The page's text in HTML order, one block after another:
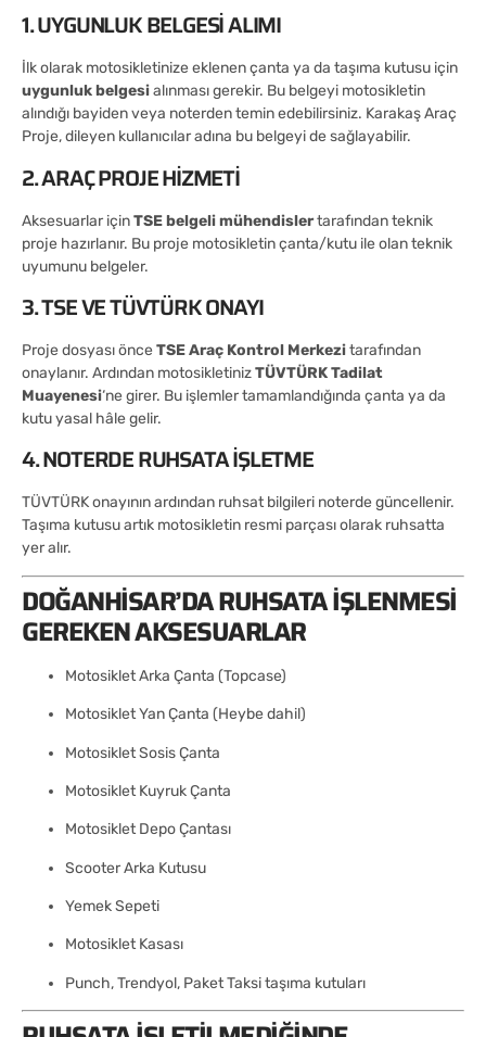
1. UYGUNLUK BELGESI ALIMI
İlk olarak motosikletinize eklenen çanta ya da taşıma kutusu için
uygunluk belgesialınması gerekir. Bu belgeyi motosikletin
alındığı bayiden veya noterden temin edebilirsiniz. Karakaş Araç
Proje, dileyen kullanıcılar adına bu belgeyi de sağlayabilir.
2. ARAÇ PROJE HIZMETI
Aksesuarlar içinTSE belgeli mühendislertarafından teknik
proje hazırlanır. Bu proje motosikletin çanta/kutu ile olan teknik
uyumunu belgeler.
3. TSE VE TÜVTÜRK ONAYI
Proje dosyası önceTSE Araç Kontrol Merkezitarafından
onaylanır. Ardından motosikletinizTÜVTÜRK Tadilat
Muayenesi‘ne girer. Bu işlemler tamamlandığında çanta ya da
kutu yasal hâle gelir.
4. NOTERDE RUHSATA İŞLETME
TÜVTÜRK onayının ardından ruhsat bilgileri noterde güncellenir.
Taşıma kutusu artık motosikletin resmi parçası olarak ruhsatta
yer alır.
DOĞANHISAR’DA RUHSATA İŞLENMESI
GEREKEN AKSESUARLAR
Motosiklet Arka Çanta (Topcase)
Motosiklet Yan Çanta (Heybe dahil)
Motosiklet Sosis Çanta
Motosiklet Kuyruk Çanta
Motosiklet Depo Çantası
Scooter Arka Kutusu
Yemek Sepeti
Motosiklet Kasası
Punch, Trendyol, Paket Taksi taşıma kutuları